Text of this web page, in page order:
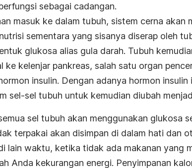
sebagai cadangan.
masuk ke dalam tubuh, sistem cerna akan
sementara yang sisanya diserap oleh
glukosa alias gula darah. Tubuh
ke kelenjar pankreas, salah satu organ
insulin. Dengan adanya hormon
sel-sel tubuh untuk kemudian diubah
sel tubuh akan menggunakan glukosa
terpakai akan disimpan di dalam hati dan
lain waktu, ketika tidak ada makanan yang
Anda kekurangan energi. Penyimpanan